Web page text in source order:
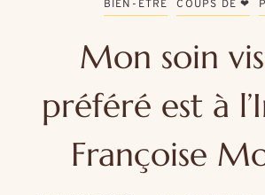
BIEN-ÊTRE COUPS DE ❤
Mon soin
préféré est à
Françoise